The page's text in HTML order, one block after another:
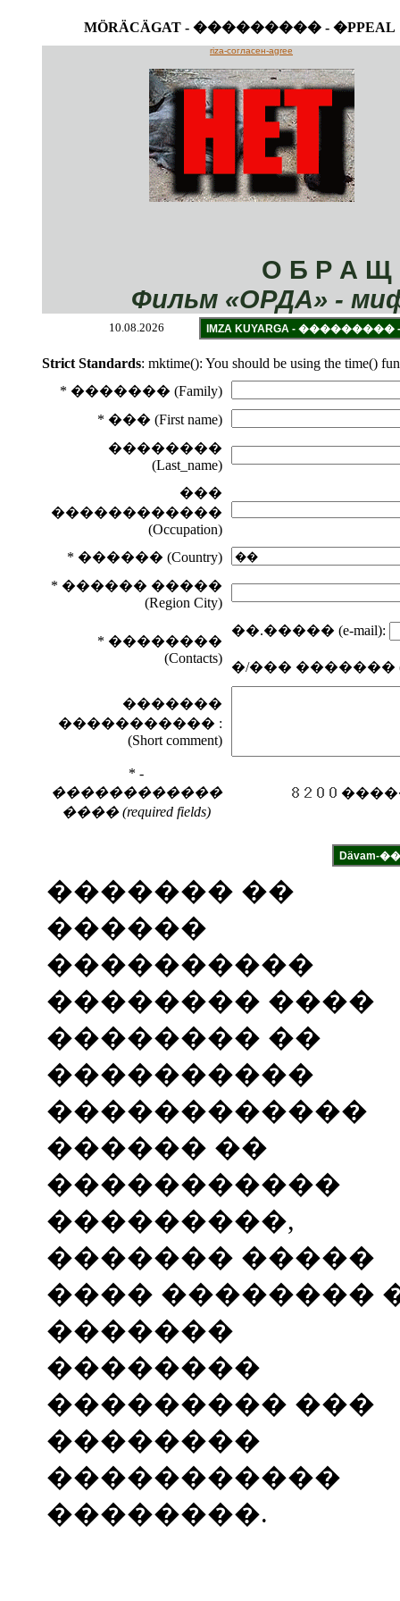
MÖRÄCÄGAT - ��������� - �PPEAL
10.08.2026
Strict Standards: mktime(): You should be using the time()
* ������� (Family)
* ��� (First name)
��������
(Last_name)
���
������������
(Occupation)
* ������ (Country)
* ������ �����
(Region City)
* ��������
(Contacts)
��.����� (e-mail):
�/��� �������
�������
����������� :
(Short comment)
* -
������������
���� (required fields)
������� ��
������
����������
�������� ����
�������� ��
����������
������������
������ ��
�����������
���������,
������� �����
���� ��������
�������
��������
��������� ���
��������
�����������
��������.